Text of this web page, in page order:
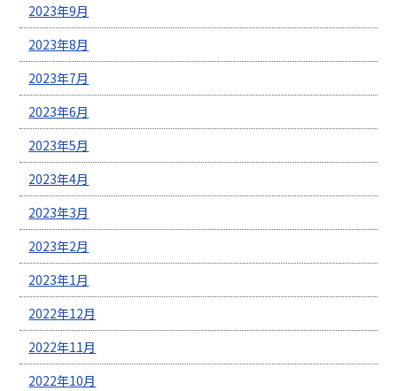
2023年9月
2023年8月
2023年7月
2023年6月
2023年5月
2023年4月
2023年3月
2023年2月
2023年1月
2022年12月
2022年11月
2022年10月